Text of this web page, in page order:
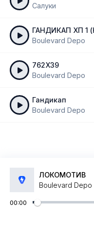
Салуки
Boulevard Depo
762X39
Boulevard Depo
Гандикап
Boulevard Depo
ЛОКОМОТИВ
Boulevard Depo
00:00